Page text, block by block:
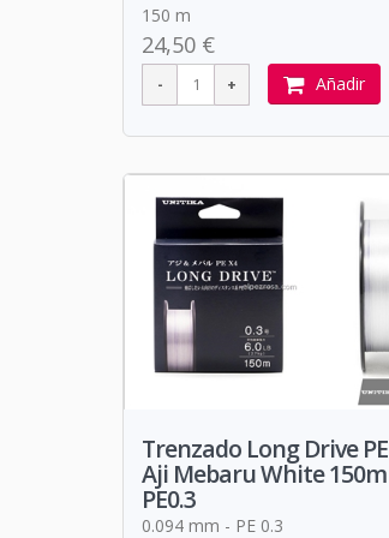
150 m
24,50 €
Añadir
Trenzado Long Drive PE
Aji Mebaru White 150m
PE0.3
0.094 mm - PE 0.3